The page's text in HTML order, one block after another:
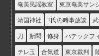
奄美民謡教室 東京奄美サン
靖国神社 T氏の時事放談
刀 新聞 修身 パテックフ
テレ玉 合気道 東京裁判